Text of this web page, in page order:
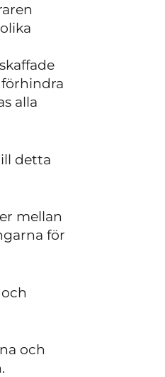
alla
detta
mellan
för
och